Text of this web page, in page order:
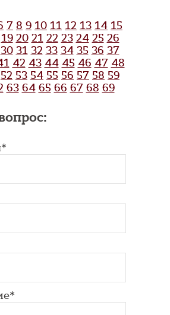
7 8 9 10 11 12 13 14 15
19 20 21 22 23 24 25 26
30 31 32 33 34 35 36 37
42 43 44 45 46 47 48
52 53 54 55 56 57 58 59
63 64 65 66 67 68 69